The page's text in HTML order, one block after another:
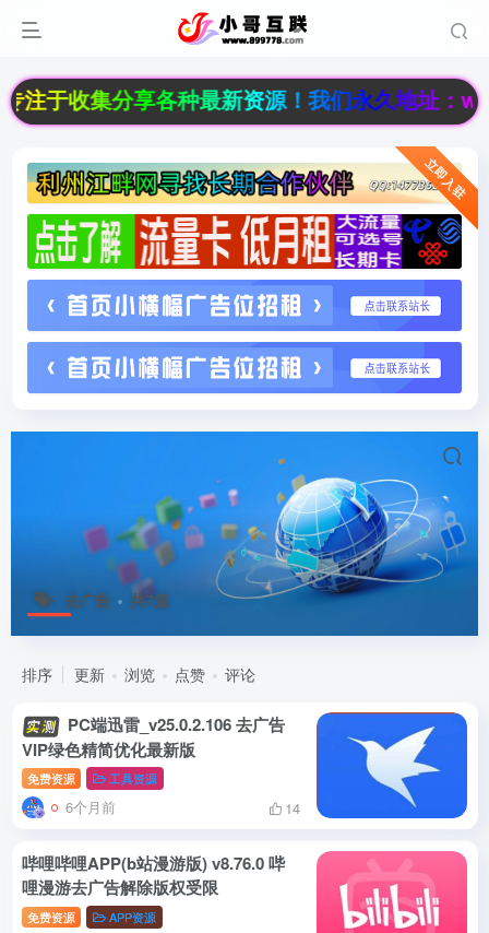
于收集分享各种最新资源！我们永久地址：
立即入驻
去广告 共7篇
排序 更新 浏览 点赞 评论
PC端迅雷_v25.0.2.106 去广告
VIP绿色精简优化最新版
免费资源 工具资源
6个月前 14
哔哩哔哩APP(b站漫游版) v8.76.0 哔
哩漫游去广告解除版权受限
免费资源 APP资源